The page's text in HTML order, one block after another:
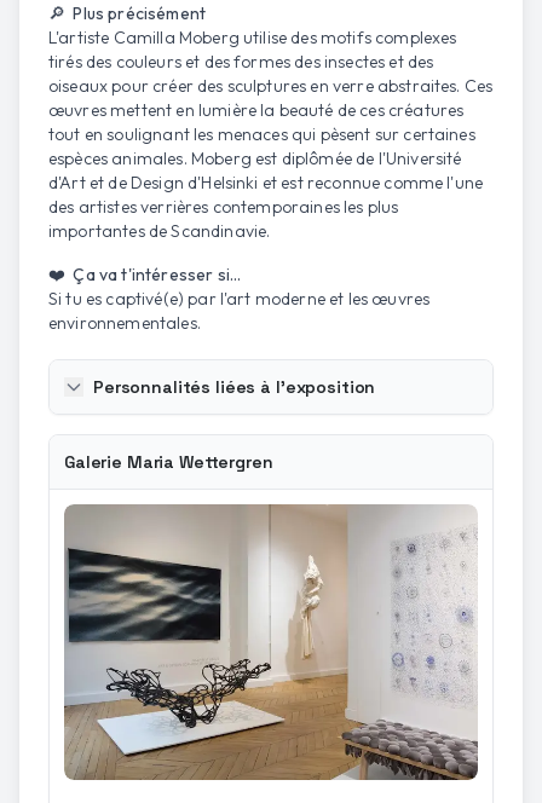
🔎 Plus précisément
L'artiste Camilla Moberg utilise des motifs complexes
tirés des couleurs et des formes des insectes et des
oiseaux pour créer des sculptures en verre abstraites. Ces
œuvres mettent en lumière la beauté de ces créatures
tout en soulignant les menaces qui pèsent sur certaines
espèces animales. Moberg est diplômée de l'Université
d'Art et de Design d'Helsinki et est reconnue comme l'une
des artistes verrières contemporaines les plus
importantes de Scandinavie.
❤️ Ça va t'intéresser si...
Si tu es captivé(e) par l'art moderne et les œuvres
environnementales.
Personnalités liées à l'exposition
Galerie Maria Wettergren